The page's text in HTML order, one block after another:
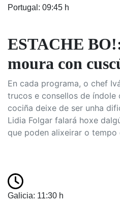
Portugal: 09:45 h
ESTACHE
moura con
En cada programa, o chef
trucos e consellos de índole
cociña deixe de ser unha
Lidia Folgar falará hoxe
que poden alixeirar o tempo
Galicia: 11:30 h